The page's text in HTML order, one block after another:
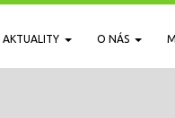
AKTUALITY O NÁS